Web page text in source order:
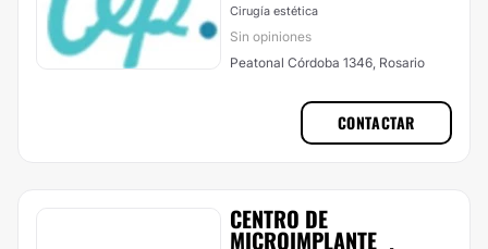
Cirugía estética
Sin opiniones
Peatonal Córdoba 1346, Rosario
CONTACTAR
CENTRO DE
MICROIMPLANTE